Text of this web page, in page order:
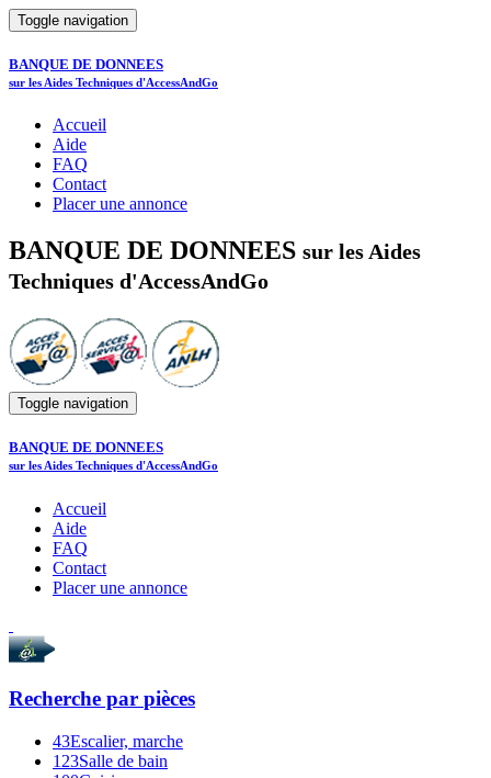
Toggle navigation
BANQUE DE DONNEES
sur les Aides Techniques d'AccessAndGo
Accueil
Aide
FAQ
Contact
Placer une annonce
BANQUE DE DONNEES sur les Aides
Techniques d'AccessAndGo
Toggle navigation
BANQUE DE DONNEES
sur les Aides Techniques d'AccessAndGo
Accueil
Aide
FAQ
Contact
Placer une annonce
Recherche par pièces
43Escalier, marche
123Salle de bain